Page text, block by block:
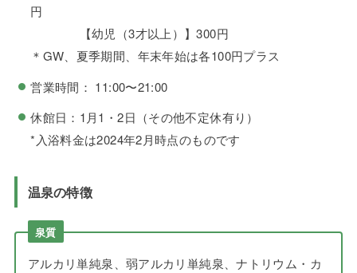
円
【幼児（3才以上）】300円
＊GW、夏季期間、年末年始は各100円プラス
営業時間： 11:00〜21:00
休館日：1月1・2日（その他不定休有り）
*入浴料金は2024年2月時点のものです
温泉の特徴
泉質
アルカリ単純泉、弱アルカリ単純泉、ナトリウム・カ